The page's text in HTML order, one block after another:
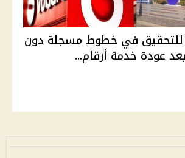
للتحقيق في خطوط مسجلة دون
عودة خدمة أرقام...